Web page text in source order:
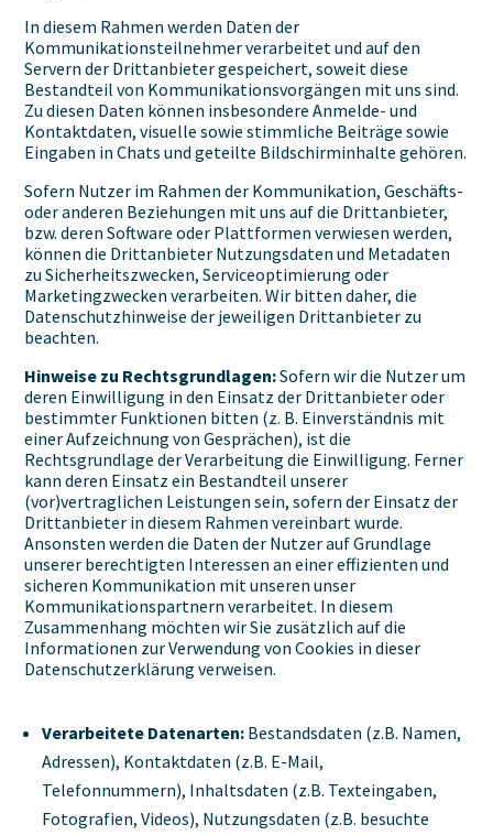
In diesem Rahmen werden Daten der
Kommunikationsteilnehmer verarbeitet und auf den
Servern der Drittanbieter gespeichert, soweit diese
Bestandteil von Kommunikationsvorgängen mit uns sind.
Zu diesen Daten können insbesondere Anmelde- und
Kontaktdaten, visuelle sowie stimmliche Beiträge sowie
Eingaben in Chats und geteilte Bildschirminhalte gehören.
Sofern Nutzer im Rahmen der Kommunikation, Geschäfts-
oder anderen Beziehungen mit uns auf die Drittanbieter,
bzw. deren Software oder Plattformen verwiesen werden,
können die Drittanbieter Nutzungsdaten und Metadaten
zu Sicherheitszwecken, Serviceoptimierung oder
Marketingzwecken verarbeiten. Wir bitten daher, die
Datenschutzhinweise der jeweiligen Drittanbieter zu
beachten.
Hinweise zu Rechtsgrundlagen:Sofern wir die Nutzer um
deren Einwilligung in den Einsatz der Drittanbieter oder
bestimmter Funktionen bitten (z. B. Einverständnis mit
einer Aufzeichnung von Gesprächen), ist die
Rechtsgrundlage der Verarbeitung die Einwilligung. Ferner
kann deren Einsatz ein Bestandteil unserer
(vor)vertraglichen Leistungen sein, sofern der Einsatz der
Drittanbieter in diesem Rahmen vereinbart wurde.
Ansonsten werden die Daten der Nutzer auf Grundlage
unserer berechtigten Interessen an einer effizienten und
sicheren Kommunikation mit unseren unser
Kommunikationspartnern verarbeitet. In diesem
Zusammenhang möchten wir Sie zusätzlich auf die
Informationen zur Verwendung von Cookies in dieser
Datenschutzerklärung verweisen.
Verarbeitete Datenarten: Bestandsdaten (z.B. Namen,
Adressen), Kontaktdaten (z.B. E-Mail,
Telefonnummern), Inhaltsdaten (z.B. Texteingaben,
Fotografien, Videos), Nutzungsdaten (z.B. besuchte